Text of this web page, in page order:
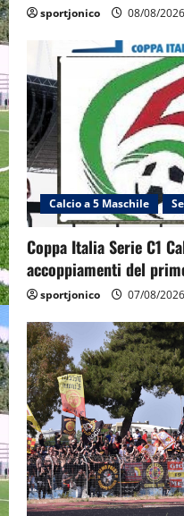
sportjonico 08/08/2026
Calcio a 5 Maschile
Coppa Italia Serie C1
accoppiamenti del
sportjonico 07/08/2026